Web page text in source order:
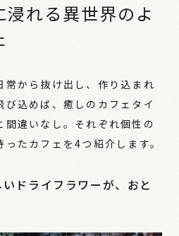
れる異世界のよ
常から抜け出し、作り込まれ
び込めば、癒しのカフェタイ
間違いなし。それぞれ個性の
たカフェを4つ紹介します。
ドライフラワーが、おと